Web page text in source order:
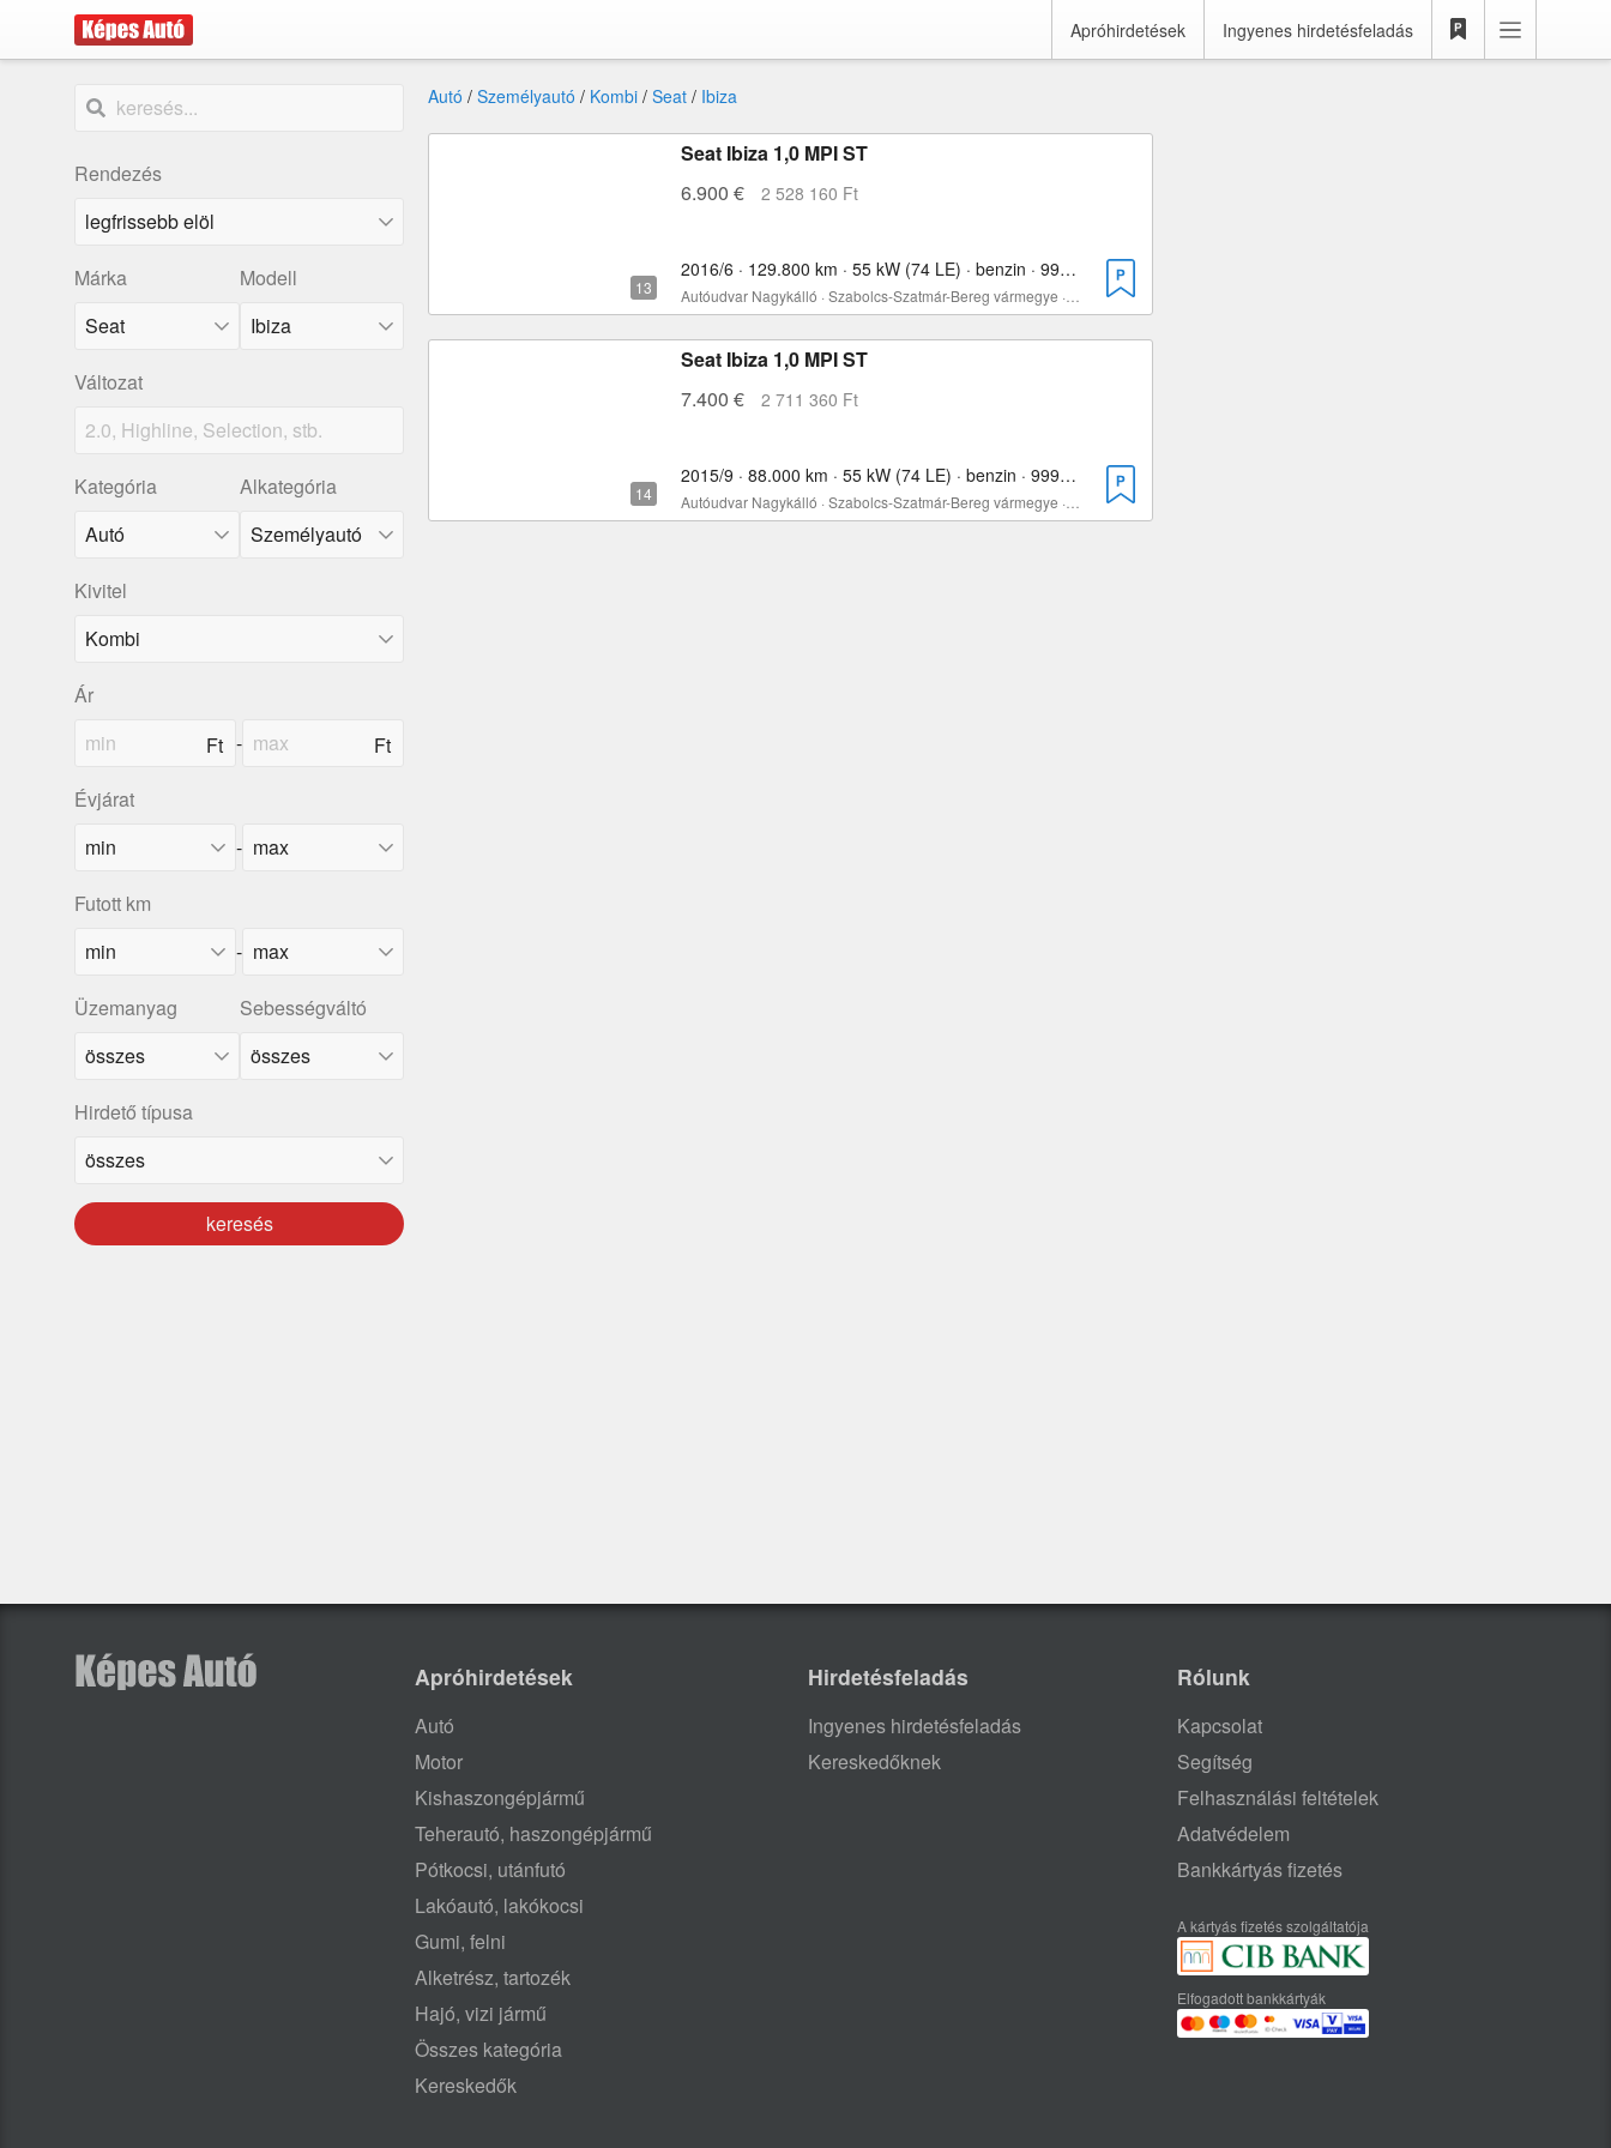
Apróhirdetések Ingyenes hirdetésfeladás
Rendezés
Márka
Seat
Modell
Ibiza
Változat
Kategória Alkategória
Kivitel
Ár
-
Évjárat
-
Futott km
-
Üzemanyag Sebességváltó
Hirdető típusa
keresés
Autó / Személyautó / Kombi / Seat / Ibiza
Seat Ibiza 1,0 MPI ST
6.900 €
2 528 160 Ft
2016/6 · 129.800 km · 55 kW (74 LE) · benzin · 999 cm³
Seat Ibiza 1,0 MPI ST
7.400 €
2 711 360 Ft
2015/9 · 88.000 km · 55 kW (74 LE) · benzin · 999 cm³
Apróhirdetések
Autó
Motor
Kishaszongépjármű
Teherautó, haszongépjármű
Pótkocsi, utánfutó
Lakóautó, lakókocsi
Gumi, felni
Alketrész, tartozék
Hajó, vizi jármű
Összes kategória
Kereskedők
Hirdetésfeladás
Ingyenes hirdetésfeladás
Kereskedőknek
Rólunk
Kapcsolat
Segítség
Felhasználási feltételek
Adatvédelem
Bankkártyás fizetés
A kártyás fizetés szolgáltatója
Elfogadott bankkártyák